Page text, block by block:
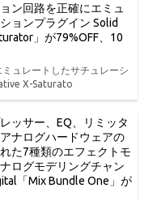
ン回路を正確にエミュ
ョンプラグイン Solid
」が79%OFF、10
ュレートしたサチュレーシ
X-Saturato
ッサー、EQ、リミッタ
ナログハードウェアの
た7種類のエフェクトモ
ログモデリングチャン
「Mix Bundle One」が